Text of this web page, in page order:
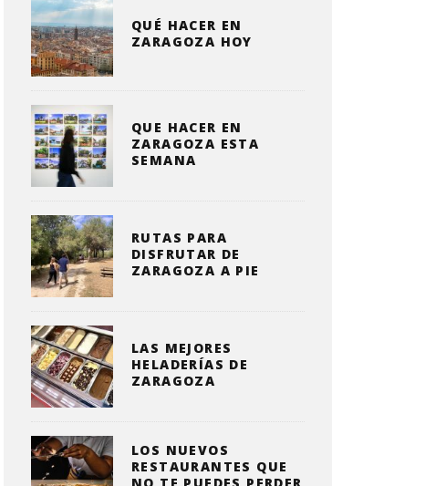
QUÉ HACER EN
ZARAGOZA HOY
QUE HACER EN
ZARAGOZA ESTA
SEMANA
RUTAS PARA
DISFRUTAR DE
ZARAGOZA A PIE
LAS MEJORES
HELADERÍAS DE
ZARAGOZA
LOS NUEVOS
RESTAURANTES QUE
NO TE PUEDES PERDER